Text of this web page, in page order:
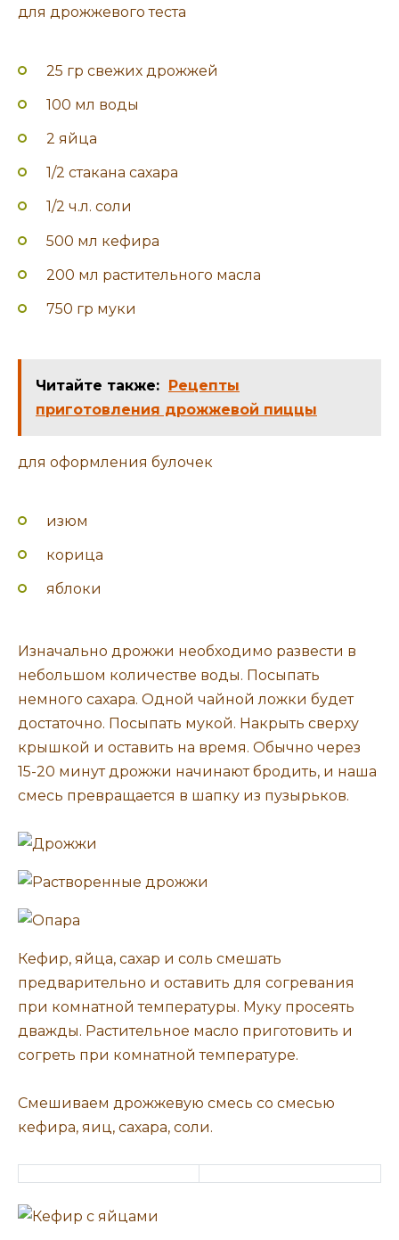
для дрожжевого теста
25 гр свежих дрожжей
100 мл воды
2 яйца
1/2 стакана сахара
1/2 ч.л. соли
500 мл кефира
200 мл растительного масла
750 гр муки
Читайте также:
Рецепты
приготовления дрожжевой пиццы
для оформления булочек
изюм
корица
яблоки
Изначально дрожжи необходимо развести в
небольшом количестве воды. Посыпать
немного сахара. Одной чайной ложки будет
достаточно. Посыпать мукой. Накрыть сверху
крышкой и оставить на время. Обычно через
15-20 минут дрожжи начинают бродить, и наша
смесь превращается в шапку из пузырьков.
Кефир, яйца, сахар и соль смешать
предварительно и оставить для согревания
при комнатной температуры. Муку просеять
дважды. Растительное масло приготовить и
согреть при комнатной температуре.
Смешиваем дрожжевую смесь со смесью
кефира, яиц, сахара, соли.